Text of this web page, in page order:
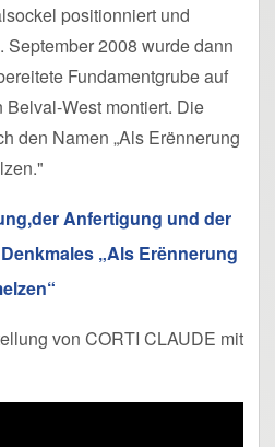
positionniert und
September 2008 wurde dann
Fundamentgrube auf
West montiert. Die
den Namen „Als Erënnerung
Anfertigung und der
„Als Erënnerung
von CORTI CLAUDE mit